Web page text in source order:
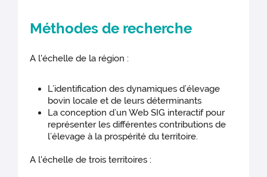
Méthodes de recherche
A l'échelle de la région :
L’identification des dynamiques d’élevage
bovin locale et de leurs déterminants
La conception d’un Web SIG interactif pour
représenter les différentes contributions de
l’élevage à la prospérité du territoire.
A l'échelle de trois territoires :